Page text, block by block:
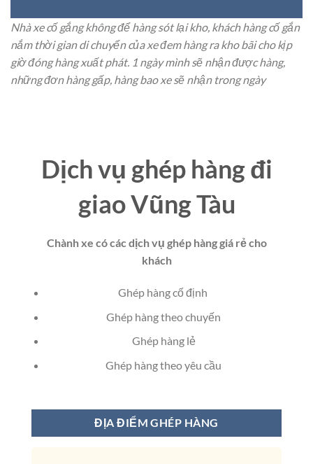
Nhà xe cố gắng không để hàng sót lại kho, khách hàng cố gắn
nắm thời gian di chuyển của xe đem hàng ra kho bãi cho kịp
giờ đóng hàng xuất phát. 1 ngày mình sẽ nhận được hàng,
những đơn hàng gấp, hàng bao xe sẽ nhận trong ngày
Dịch vụ ghép hàng đi
giao Vũng Tàu
Chành xe có các dịch vụ ghép hàng giá rẻ cho
khách
Ghép hàng cố định
Ghép hàng theo chuyến
Ghép hàng lẻ
Ghép hàng theo yêu cầu
ĐỊA ĐIỂM GHÉP HÀNG